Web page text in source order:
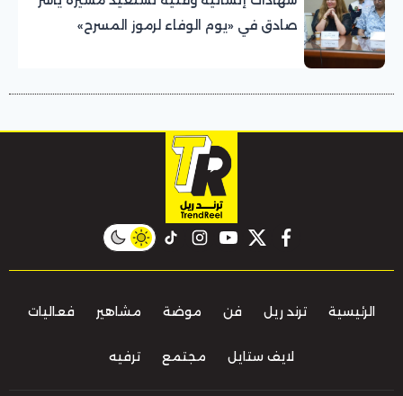
صادق في «يوم الوفاء لرموز المسرح»
facebook
twitter
youtube
instagram
tiktok
الرئيسية ترند ريل فن موضة مشاهير فعاليات
لايف ستايل مجتمع ترفيه